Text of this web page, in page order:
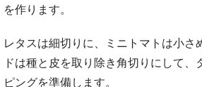
を作ります。
レタスは細切りに、ミニトマトは小さ
ドは種と皮を取り除き角切りにして、
ピングを準備します。